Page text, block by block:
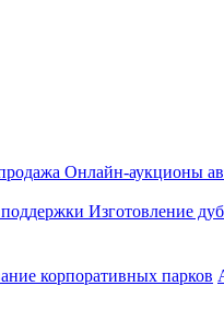
Онлайн-аукционы
Изготовление
корпоративных парков